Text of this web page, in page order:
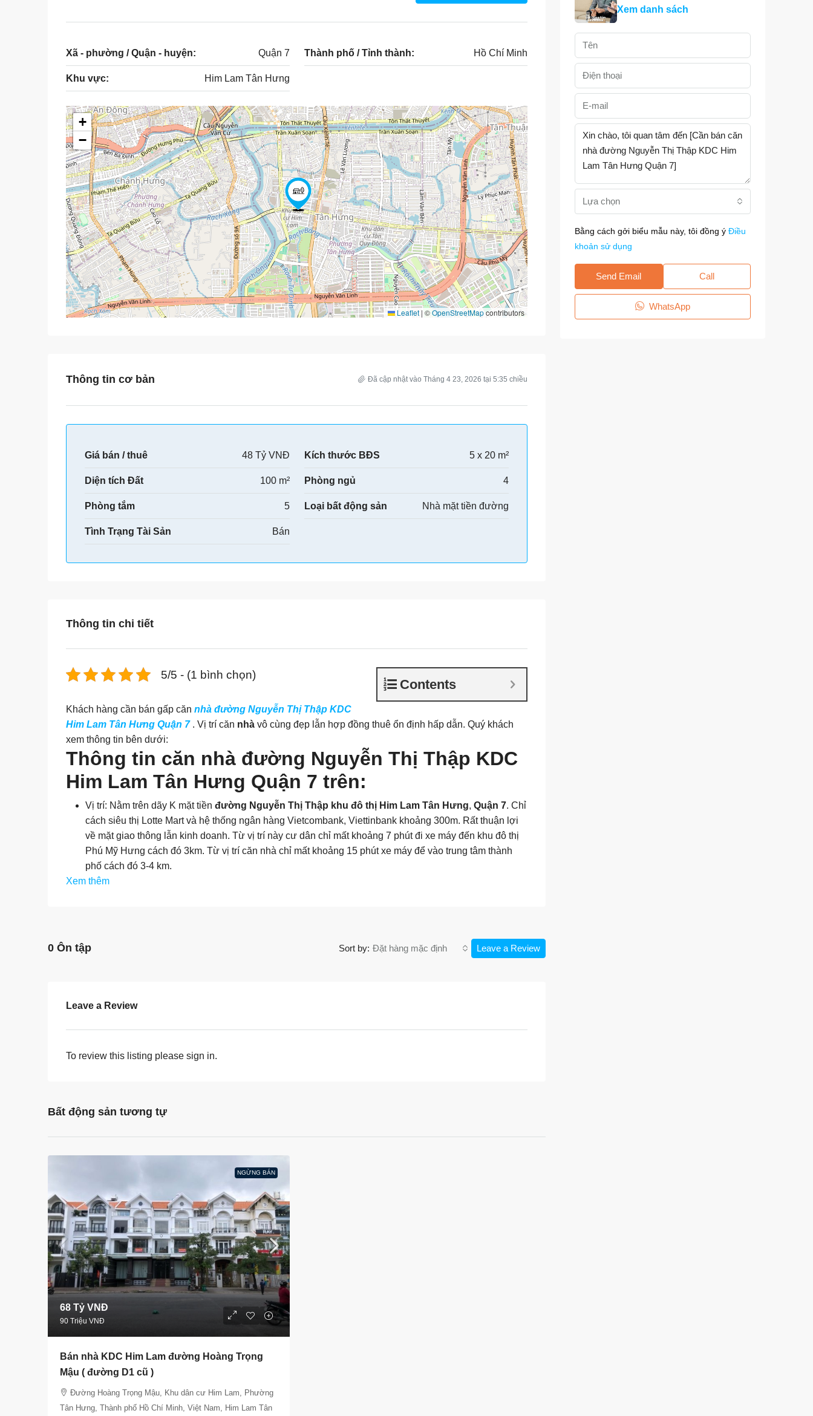
Xã - phường / Quận - huyện: Quận 7 Thành phố / Tỉnh thành: Hồ Chí Minh
Khu vực: Him Lam Tân Hưng
+
−
Leaflet | ©OpenStreetMapcontributors
Thông tin cơ bản Đã cập nhật vào Tháng 4 23, 2026 tại 5:35 chiều
Giá bán / thuê 48 Tỷ VNĐ Kích thước BĐS 5 x 20 m²
Diện tích Đất 100 m² Phòng ngủ 4
Phòng tắm 5 Loại bất động sản Nhà mặt tiền đường
Tình Trạng Tài Sản Bán
Thông tin chi tiết
Contents
5/5 - (1 bình chọn)
Khách hàng cần bán gấp căn nhà đường Nguyễn Thị Thập KDC
Him Lam Tân Hưng Quận 7 . Vị trí căn nhà vô cùng đẹp lẫn hợp đồng thuê ổn định hấp dẫn. Quý khách
xem thông tin bên dưới:
Thông tin căn nhà đường Nguyễn Thị Thập KDC
Him Lam Tân Hưng Quận 7 trên:
Vị trí: Nằm trên dãy K mặt tiền đường Nguyễn Thị Thập khu đô thị Him Lam Tân Hưng, Quận 7. Chỉ
cách siêu thị Lotte Mart và hệ thống ngân hàng Vietcombank, Viettinbank khoảng 300m. Rất thuận lợi
về mặt giao thông lẫn kinh doanh. Từ vị trí này cư dân chỉ mất khoảng 7 phút đi xe máy đến khu đô thị
Phú Mỹ Hưng cách đó 3km. Từ vị trí căn nhà chỉ mất khoảng 15 phút xe máy để vào trung tâm thành
phố cách đó 3-4 km.
Xem thêm
0 Ôn tập Sort by: Đặt hàng mặc định Leave a Review
Leave a Review
To review this listing please sign in.
Bất động sản tương tự
NGỪNG BÁN
68 Tỷ VNĐ
90 Triệu VNĐ
Bán nhà KDC Him Lam đường Hoàng Trọng
Mậu ( đường D1 cũ )
Đường Hoàng Trọng Mậu, Khu dân cư Him Lam, Phường
Tân Hưng, Thành phố Hồ Chí Minh, Việt Nam, Him Lam Tân
Xem danh sách
Lựa chọn
Bằng cách gởi biểu mẫu này, tôi đồng ý Điều
khoản sử dụng
Send Email Call
WhatsApp